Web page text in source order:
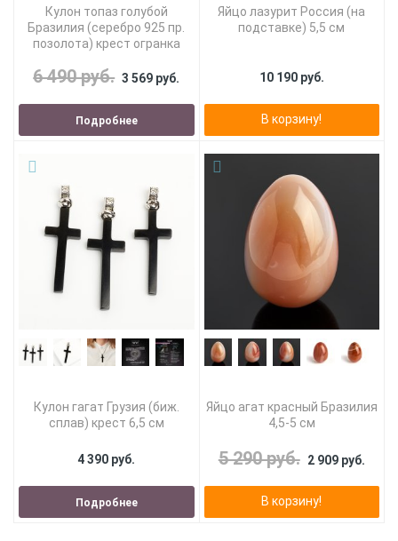
Кулон топаз голубой
Бразилия (серебро 925 пр.
позолота) крест огранка
6 490 руб. 3 569 руб.
Подробнее
Яйцо лазурит Россия (на
подставке) 5,5 см
10 190 руб.
В корзину!
Кулон гагат Грузия (биж.
сплав) крест 6,5 см
4 390 руб.
Подробнее
Яйцо агат красный Бразилия
4,5-5 см
5 290 руб. 2 909 руб.
В корзину!